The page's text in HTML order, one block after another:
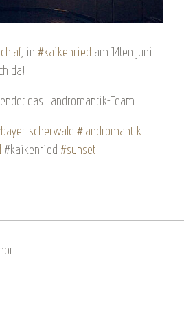
, in ‪#‎kaikenried‬ am 14ten Juni
da!
das Landromantik-Team
bayerischerwald‬ ‪#‎ landromantik‬
#kaikenried ‪#‎sunset‬